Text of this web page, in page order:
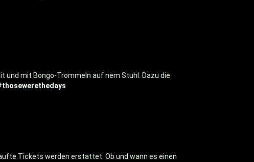
und mit Bongo-Trommeln auf nem Stuhl. Dazu die
Tickets werden erstattet. Ob und wann es einen